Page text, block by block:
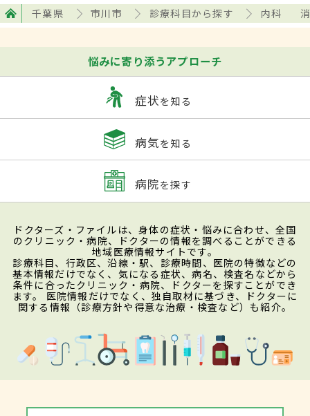
千葉県 市川市 診療科目から探す 内科
悩みに寄り添うアプローチ
症状を知る
病気を知る
病院を探す
ドクターズ・ファイルは、身体の症状・悩みに合わせ、全国
のクリニック・病院、ドクターの情報を調べることができる
地域医療情報サイトです。
診療科目、行政区、沿線・駅、診療時間、医院の特徴などの
基本情報だけでなく、気になる症状、病名、検査名などから
条件に合ったクリニック・病院、ドクターを探すことができ
ます。 医院情報だけでなく、独自取材に基づき、ドクターに
関する情報（診療方針や得意な治療・検査など）も紹介。